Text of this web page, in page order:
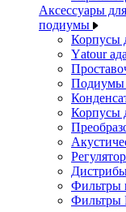
Аксессуары
подиумы
Корпусы
Yаtour
Подиумы
Корпусы
Фильтры
Фильтры